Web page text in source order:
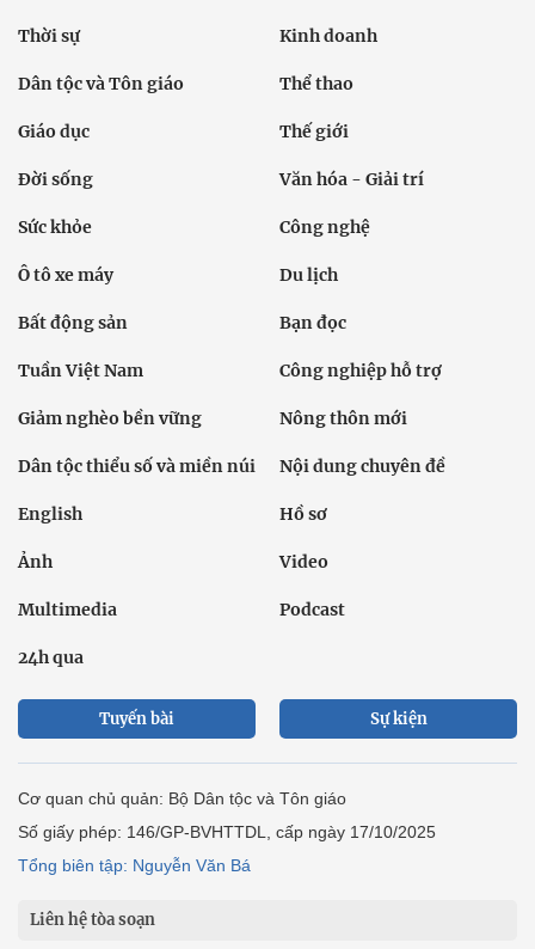
Thời sự Kinh doanh
Dân tộc và Tôn giáo Thể thao
Giáo dục Thế giới
Đời sống Văn hóa - Giải trí
Sức khỏe Công nghệ
Ô tô xe máy Du lịch
Bất động sản Bạn đọc
Tuần Việt Nam Công nghiệp hỗ trợ
Giảm nghèo bền vững Nông thôn mới
Dân tộc thiểu số và miền núi Nội dung chuyên đề
English Hồ sơ
Ảnh Video
Multimedia Podcast
24h qua
Tuyến bài Sự kiện
Cơ quan chủ quản: Bộ Dân tộc và Tôn giáo
Số giấy phép: 146/GP-BVHTTDL, cấp ngày 17/10/2025
Tổng biên tập: Nguyễn Văn Bá
Liên hệ tòa soạn